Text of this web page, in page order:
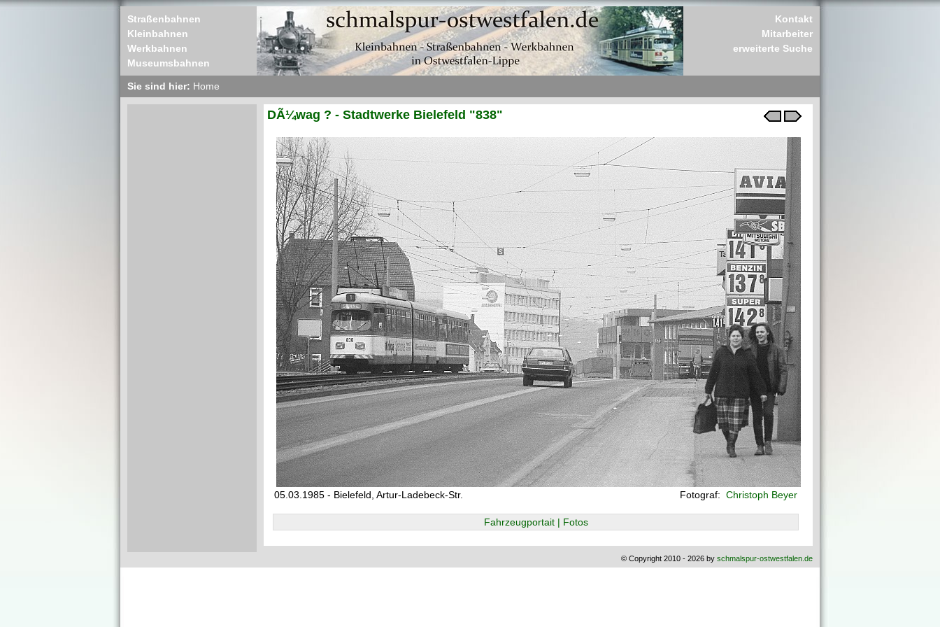
Straßenbahnen
Kleinbahnen
Werkbahnen
Museumsbahnen
Kontakt
Mitarbeiter
erweiterte Suche
Sie sind hier: Home
DÃ¼wag ? - Stadtwerke Bielefeld "838"
05.03.1985 - Bielefeld, Artur-Ladebeck-Str. Fotograf: Christoph Beyer
Fahrzeugportait | Fotos
© Copyright 2010 - 2026 by schmalspur-ostwestfalen.de